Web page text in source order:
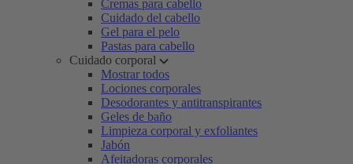
Cremas para cabello
Cuidado del cabello
Gel para el pelo
Pastas para cabello
Cuidado corporal
Mostrar todos
Lociones corporales
Desodorantes y antitranspirantes
Geles de baño
Limpieza corporal y exfoliantes
Jabón
Afeitadoras corporales